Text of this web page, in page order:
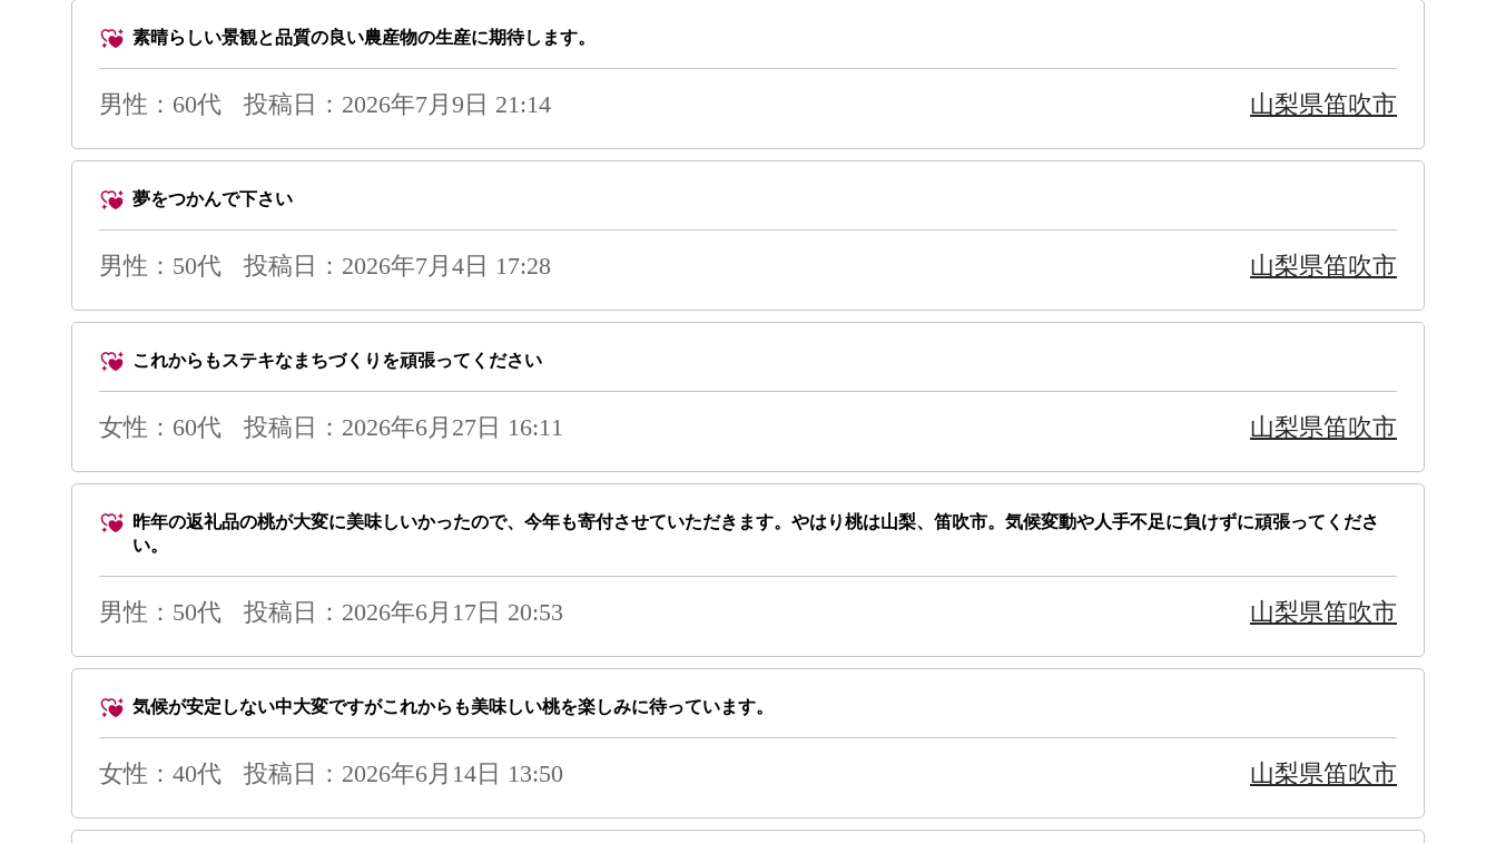
素晴らしい景観と品質の良い農産物の生産に期待します。
男性 ：60代 投稿日：2026年7月9日 21:14 山梨県笛吹市
夢をつかんで下さい
男性 ：50代 投稿日：2026年7月4日 17:28 山梨県笛吹市
これからもステキなまちづくりを頑張ってください
女性：60代 投稿日：2026年6月27日 16:11 山梨県笛吹市
昨年の返礼品の桃が大変に美味しいかったので、今年も寄付させていただきます。やはり桃は山梨、笛吹市。気候変動や人手不足に負けずに頑張ってくださ
い。
男性 ：50代 投稿日：2026年6月17日 20:53 山梨県笛吹市
気候が安定しない中大変ですがこれからも美味しい桃を楽しみに待っています。
女性：40代 投稿日：2026年6月14日 13:50 山梨県笛吹市